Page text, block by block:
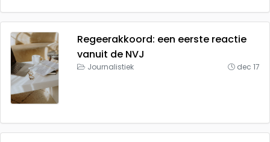
Regeerakkoord: een eerste reactie
vanuit de NVJ
Journalistiek dec 17